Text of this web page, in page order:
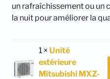
un rafraîchissement ou un
la nuit pour améliorer la
1 × Unité
extérieure
Mitsubishi MXZ-